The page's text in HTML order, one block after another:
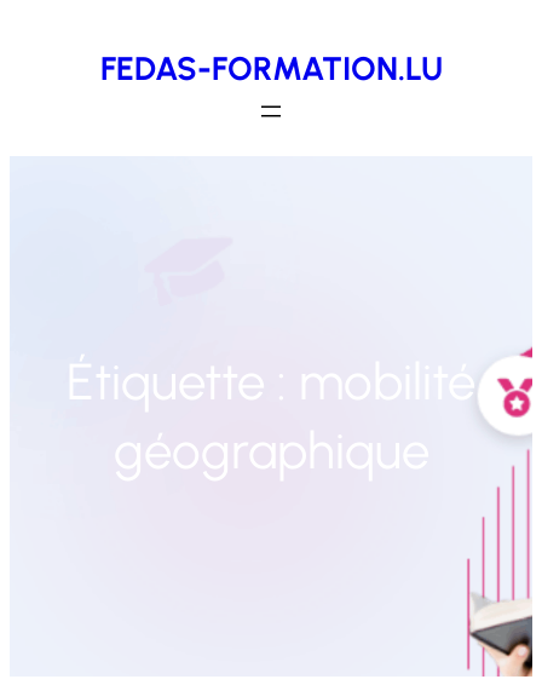
FEDAS-FORMATION.LU
Étiquette : mobilité
géographique